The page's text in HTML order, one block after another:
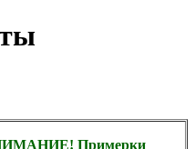
Примерки